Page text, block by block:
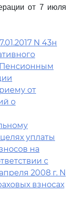
от 7 июля
N 43н
Пенсионным
от
о
уплаты
на
с
2008 г. N
взносах